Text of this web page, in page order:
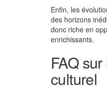
Enfin, les
des horizons
donc riche en
enrichissants.
FAQ
culturel